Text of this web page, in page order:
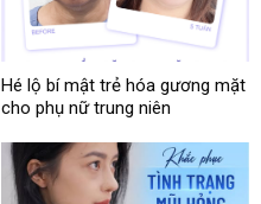
Hé lộ bí mật trẻ hóa gương mặt
cho phụ nữ trung niên